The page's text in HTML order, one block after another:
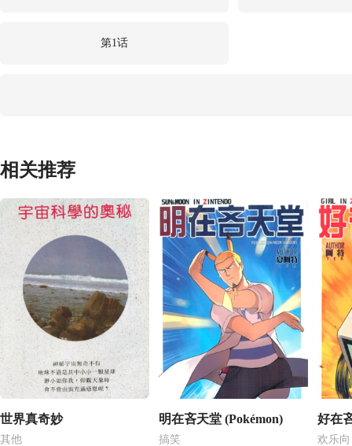
第1话
相关推荐
世界真奇妙
其他
明在吝天堂 (Pokémon)
搞笑
好在
欢乐向